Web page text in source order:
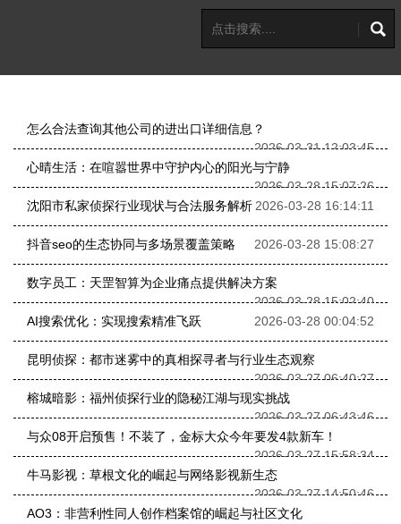
怎么合法查询其他公司的进出口详细信息？
2026-03-31 12:03:45
心晴生活：在喧嚣世界中守护内心的阳光与宁静
2026-03-28 15:07:26
沈阳市私家侦探行业现状与合法服务解析 2026-03-28 16:14:11
抖音seo的生态协同与多场景覆盖策略 2026-03-28 15:08:27
数字员工：天罡智算为企业痛点提供解决方案
2026-03-28 15:02:40
AI搜索优化：实现搜索精准飞跃
2026-03-28 00:04:52
昆明侦探：都市迷雾中的真相探寻者与行业生态观察
2026-03-27 06:40:27
榕城暗影：福州侦探行业的隐秘江湖与现实挑战
2026-03-27 06:43:46
与众08开启预售！不装了，金标大众今年要发4款新车！
2026-03-27 15:58:34
牛马影视：草根文化的崛起与网络影视新生态
2026-03-27 14:50:46
AO3：非营利性同人创作档案馆的崛起与社区文化